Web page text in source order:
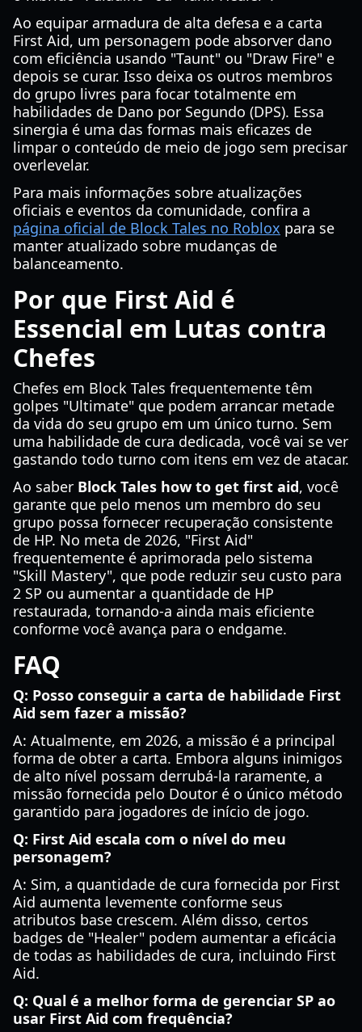
Ao equipar armadura de alta defesa e a carta
First Aid, um personagem pode absorver dano
com eficiência usando "Taunt" ou "Draw Fire" e
depois se curar. Isso deixa os outros membros
do grupo livres para focar totalmente em
habilidades de Dano por Segundo (DPS). Essa
sinergia é uma das formas mais eficazes de
limpar o conteúdo de meio de jogo sem precisar
overlevelar.
Para mais informações sobre atualizações
oficiais e eventos da comunidade, confira a
página oficial de Block Tales no Roblox para se
manter atualizado sobre mudanças de
balanceamento.
Por que First Aid é
Essencial em Lutas contra
Chefes
Chefes em Block Tales frequentemente têm
golpes "Ultimate" que podem arrancar metade
da vida do seu grupo em um único turno. Sem
uma habilidade de cura dedicada, você vai se ver
gastando todo turno com itens em vez de atacar.
Ao saber Block Tales how to get first aid, você
garante que pelo menos um membro do seu
grupo possa fornecer recuperação consistente
de HP. No meta de 2026, "First Aid"
frequentemente é aprimorada pelo sistema
"Skill Mastery", que pode reduzir seu custo para
2 SP ou aumentar a quantidade de HP
restaurada, tornando-a ainda mais eficiente
conforme você avança para o endgame.
FAQ
Q: Posso conseguir a carta de habilidade First
Aid sem fazer a missão?
A: Atualmente, em 2026, a missão é a principal
forma de obter a carta. Embora alguns inimigos
de alto nível possam derrubá-la raramente, a
missão fornecida pelo Doutor é o único método
garantido para jogadores de início de jogo.
Q: First Aid escala com o nível do meu
personagem?
A: Sim, a quantidade de cura fornecida por First
Aid aumenta levemente conforme seus
atributos base crescem. Além disso, certos
badges de "Healer" podem aumentar a eficácia
de todas as habilidades de cura, incluindo First
Aid.
Q: Qual é a melhor forma de gerenciar SP ao
usar First Aid com frequência?